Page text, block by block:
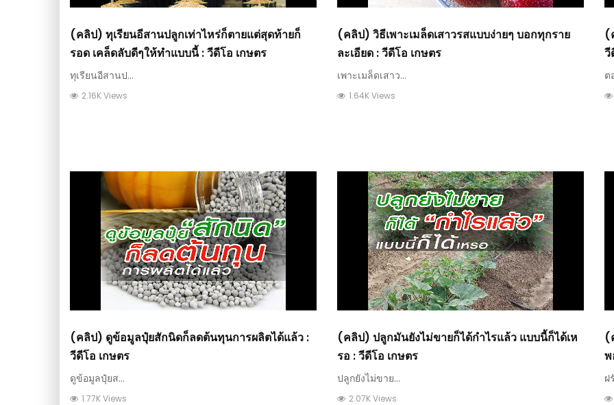
(คลิป) ทุเรียนอีสานปลูกเท่าไหร่ก็ตายแต่สุดท้ายก็
รอด เคล็ดลับดีๆให้ทำแบบนี้ : วีดีโอ เกษตร
ทุเรียนอีสานป...
2.16K Views
(คลิป) วิธีเพาะเมล็ดเสาวรสแบบง่ายๆ บอกทุกราย
ละเอียด : วีดีโอ เกษตร
เพาะเมล็ดเสาว...
1.64K Views
(
วี
ต
(คลิป) ดูข้อมูลปุ๋ยสักนิดก็ลดต้นทุนการผลิตได้แล้ว :
วีดีโอ เกษตร
ดูข้อมูลปุ๋ยส...
1.77K Views
(คลิป) ปลูกมันยังไม่ขายก็ได้กำไรแล้ว แบบนี้ก็ได้เห
รอ : วีดีโอ เกษตร
ปลูกยังไม่ขาย...
2.07K Views
(
พ
ฝ